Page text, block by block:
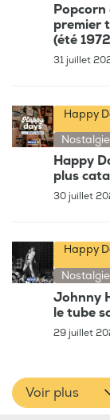
premier
(été
31 juillet
Happy
Happy
plus
30 juillet
Happy
Johnny
le tube
29 juillet
Voir plus